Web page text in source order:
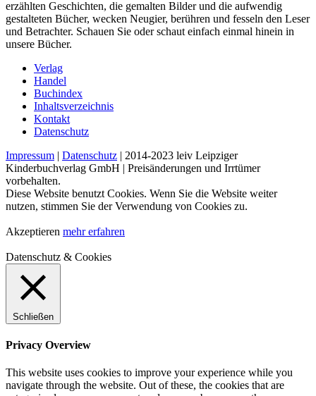
erzählten Geschichten, die gemalten Bilder und die aufwendig
gestalteten Bücher, wecken Neugier, berühren und fesseln den Leser
und Betrachter. Schauen Sie oder schaut einfach einmal hinein in
unsere Bücher.
Verlag
Handel
Buchindex
Inhaltsverzeichnis
Kontakt
Datenschutz
Impressum | Datenschutz | 2014-2023 leiv Leipziger
Kinderbuchverlag GmbH | Preisänderungen und Irrtümer
vorbehalten.
Diese Website benutzt Cookies. Wenn Sie die Website weiter
nutzen, stimmen Sie der Verwendung von Cookies zu.
Akzeptieren mehr erfahren
Datenschutz & Cookies
Schließen
Privacy Overview
This website uses cookies to improve your experience while you
navigate through the website. Out of these, the cookies that are